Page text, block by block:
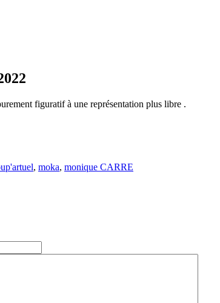
figuratif à une représentation plus libre .
, moka, monique CARRE